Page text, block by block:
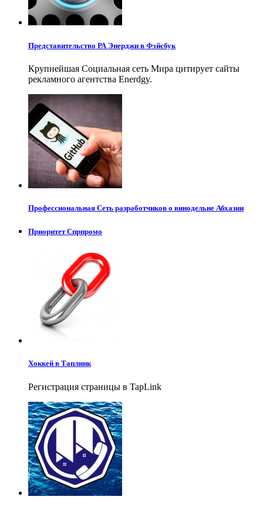
Представительство РА Энерджи в Фэйсбук
Крупнейшая Социальная сеть Мира цитирует сайты
рекламного агентства Enerdgy.
Профессиональная Сеть разработчиков о винодельне Абхазии
Приоритет Спрпромо
Хоккей в Таплинк
Регистрация страницы в TapLink